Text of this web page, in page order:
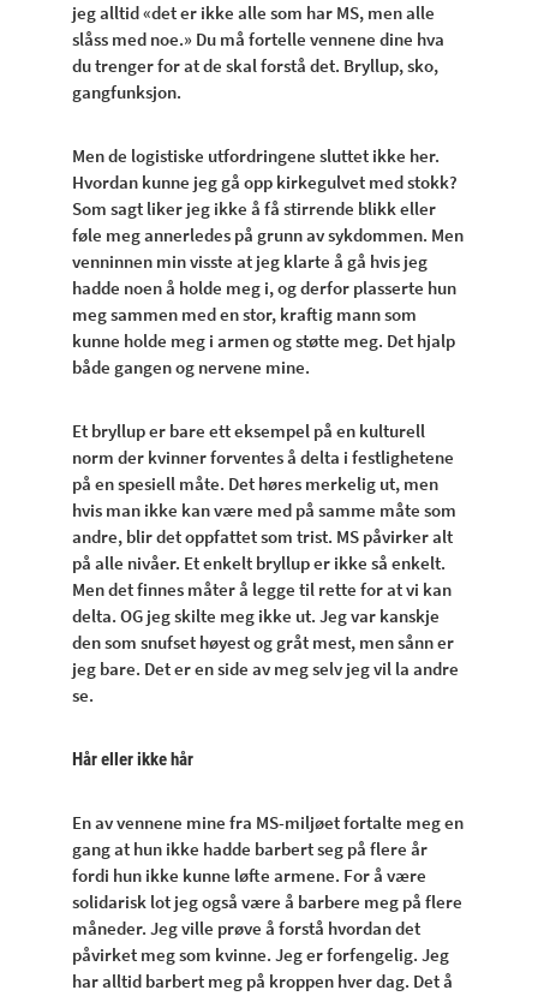
jeg alltid «det er ikke alle som har MS, men alle
slåss med noe.» Du må fortelle vennene dine hva
du trenger for at de skal forstå det. Bryllup, sko,
gangfunksjon.
Men de logistiske utfordringene sluttet ikke her.
Hvordan kunne jeg gå opp kirkegulvet med stokk?
Som sagt liker jeg ikke å få stirrende blikk eller
føle meg annerledes på grunn av sykdommen. Men
venninnen min visste at jeg klarte å gå hvis jeg
hadde noen å holde meg i, og derfor plasserte hun
meg sammen med en stor, kraftig mann som
kunne holde meg i armen og støtte meg. Det hjalp
både gangen og nervene mine.
Et bryllup er bare ett eksempel på en kulturell
norm der kvinner forventes å delta i festlighetene
på en spesiell måte. Det høres merkelig ut, men
hvis man ikke kan være med på samme måte som
andre, blir det oppfattet som trist. MS påvirker alt
på alle nivåer. Et enkelt bryllup er ikke så enkelt.
Men det finnes måter å legge til rette for at vi kan
delta. OG jeg skilte meg ikke ut. Jeg var kanskje
den som snufset høyest og gråt mest, men sånn er
jeg bare. Det er en side av meg selv jeg vil la andre
se.
Hår eller ikke hår
En av vennene mine fra MS-miljøet fortalte meg en
gang at hun ikke hadde barbert seg på flere år
fordi hun ikke kunne løfte armene. For å være
solidarisk lot jeg også være å barbere meg på flere
måneder. Jeg ville prøve å forstå hvordan det
påvirket meg som kvinne. Jeg er forfengelig. Jeg
har alltid barbert meg på kroppen hver dag. Det å